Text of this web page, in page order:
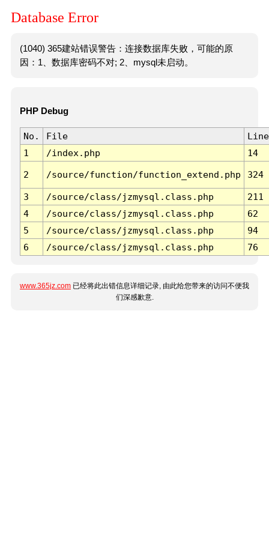
Database Error
(1040) 365建站错误警告：连接数据库失败，可能的原
因：1、数据库密码不对; 2、mysql未启动。
PHP Debug
No. File
Line
1
/index.php 14
2 /source/function/function_extend.php 324
3 /source/class/jzmysql.class.php
211
4
/source/class/jzmysql.class.php
62
5
/source/class/jzmysql.class.php
94
6
/source/class/jzmysql.class.php 76
www.365jz.com 已经将此出错信息详细记录, 由此给您带来的访问不便我
们深感歉意.